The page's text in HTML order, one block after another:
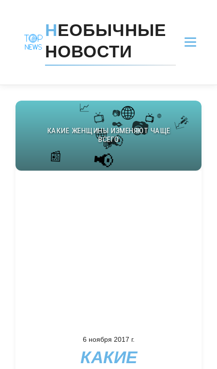
НЕОБЫЧНЫЕ
НОВОСТИ
6 ноября 2017 г.
КАКИЕ